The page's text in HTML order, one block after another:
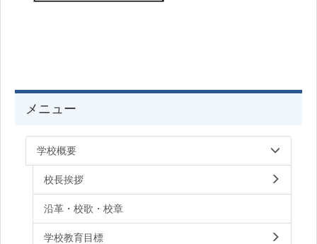
メニュー
学校概要
校長挨拶
沿革・校歌・校章
学校教育目標